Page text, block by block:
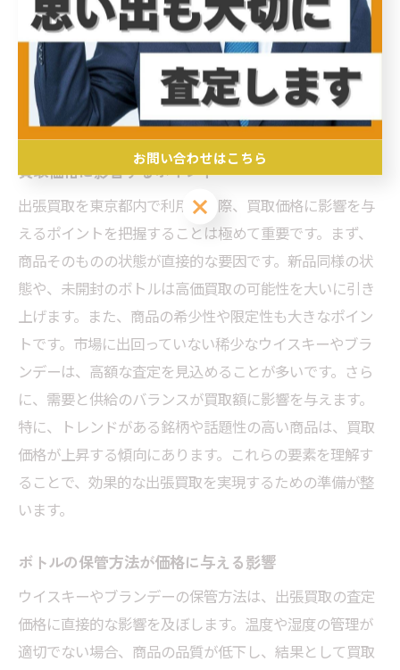
買取価格を上げるための秘訣東京
都でブランデーとウイスキーを出
張買取に出す方法
買取価格に影響するポイント
出張買取を東京都内で利用する際、買取価格に影響を与
えるポイントを把握することは極めて重要です。まず、
商品そのものの状態が直接的な要因です。新品同様の状
態や、未開封のボトルは高価買取の可能性を大いに引き
上げます。また、商品の希少性や限定性も大きなポイン
トです。市場に出回っていない稀少なウイスキーやブラ
ンデーは、高額な査定を見込めることが多いです。さら
に、需要と供給のバランスが買取額に影響を与えます。
特に、トレンドがある銘柄や話題性の高い商品は、買取
価格が上昇する傾向にあります。これらの要素を理解す
ることで、効果的な出張買取を実現するための準備が整
います。
ボトルの保管方法が価格に与える影響
ウイスキーやブランデーの保管方法は、出張買取の査定
価格に直接的な影響を及ぼします。温度や湿度の管理が
適切でない場合、商品の品質が低下し、結果として買取
お問い合わせはこちら
お問い合わせはこちら